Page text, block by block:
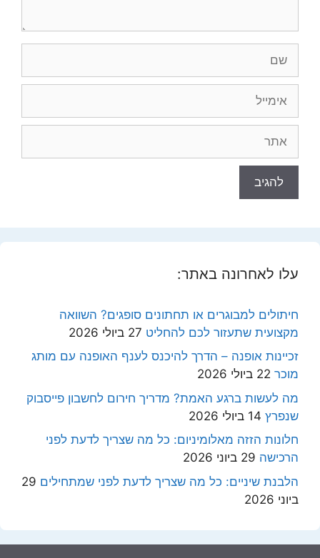
עלו לאחרונה באתר:
חיתולים למבוגרים או תחתונים סופגים? השוואה
מקצועית שתעזור לכם להחליט 27 ביולי 2026
זכיינות אופנה – הדרך להיכנס לענף האופנה עם מותג
מוכר 22 ביולי 2026
מה לעשות ברגע האמת? מדריך חירום לחשבון פייסבוק
שנפרץ 14 ביולי 2026
חלונות הזזה מאלומיניום: כל מה שצריך לדעת לפני
הרכישה 29 ביוני 2026
הלבנת שיניים: כל מה שצריך לדעת לפני שמתחילים 29
ביוני 2026